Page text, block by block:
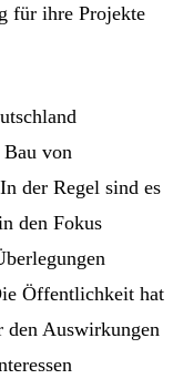
für ihre Projekte
von
der Regel sind es
den Fokus
Öffentlichkeit hat
den Auswirkungen